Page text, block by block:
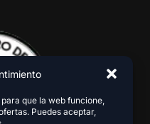
que la web funcione,
Puedes aceptar,